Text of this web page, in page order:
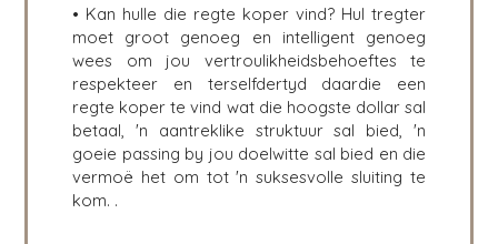
• Kan hulle die regte koper vind? Hul tregter
moet groot genoeg en intelligent genoeg
wees om jou vertroulikheidsbehoeftes te
respekteer en terselfdertyd daardie een
regte koper te vind wat die hoogste dollar sal
betaal, 'n aantreklike struktuur sal bied, 'n
goeie passing by jou doelwitte sal bied en die
vermoë het om tot 'n suksesvolle sluiting te
kom. .